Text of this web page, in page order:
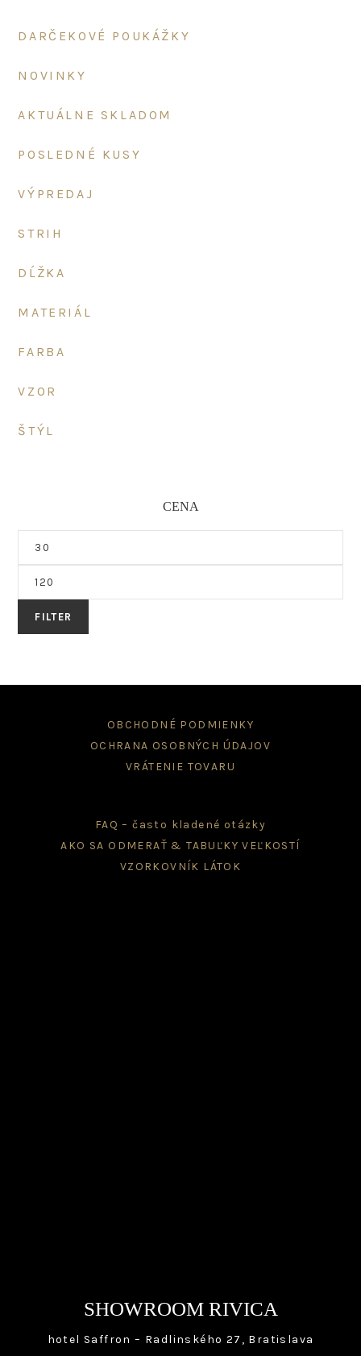
DARČEKOVÉ POUKÁŽKY
NOVINKY
AKTUÁLNE SKLADOM
POSLEDNÉ KUSY
VÝPREDAJ
STRIH
DĹŽKA
MATERIÁL
FARBA
VZOR
ŠTÝL
CENA
cena
cena
FILTER
OBCHODNÉ PODMIENKY
OCHRANA OSOBNÝCH ÚDAJOV
VRÁTENIE TOVARU
FAQ – často kladené otázky
AKO SA ODMERAŤ & TABUĽKY VEĽKOSTÍ
VZORKOVNÍK LÁTOK
SHOWROOM RIVICA
hotel Saffron – Radlinského 27, Bratislava